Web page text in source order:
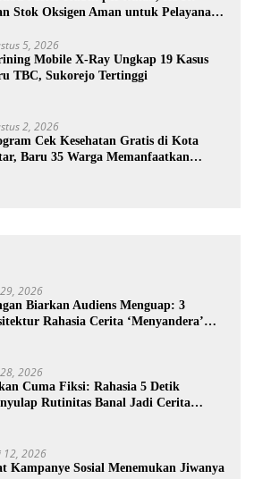
Stok Oksigen Aman untuk Pelayanan
5, 2026
Mobile X-Ray Ungkap 19 Kasus
TBC, Sukorejo Tertinggi
2, 2026
Cek Kesehatan Gratis di Kota
Baru 35 Warga Memanfaatkan
2026
Biarkan Audiens Menguap: 3
Rahasia Cerita ‘Menyandera’
2026
Cuma Fiksi: Rahasia 5 Detik
Rutinitas Banal Jadi Cerita
12, 2026
Kampanye Sosial Menemukan Jiwanya